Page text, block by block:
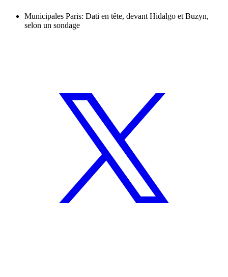
Municipales Paris: Dati en tête, devant Hidalgo et Buzyn,
selon un sondage